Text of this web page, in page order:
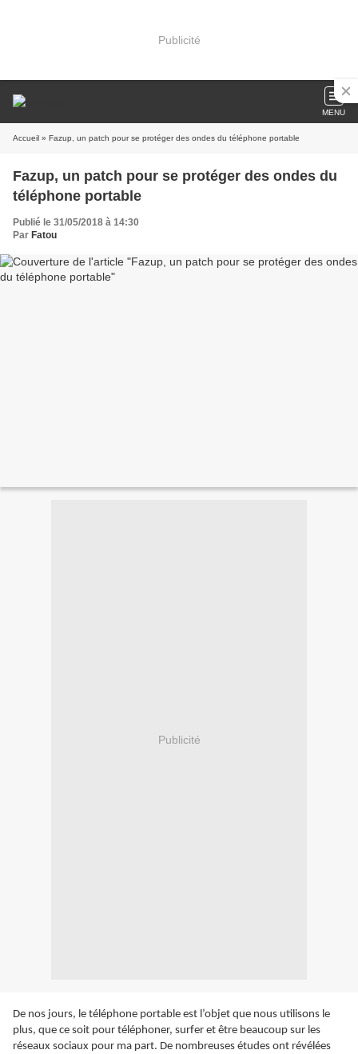
Publicité
MENU
Accueil » Fazup, un patch pour se protéger des ondes du téléphone portable
Fazup, un patch pour se protéger des ondes du
téléphone portable
Publié le 31/05/2018 à 14:30
Par Fatou
Publicité
De nos jours, le téléphone portable est l’objet que nous utilisons le
plus, que ce soit pour téléphoner, surfer et être beaucoup sur les
réseaux sociaux pour ma part. De nombreuses études ont révélées